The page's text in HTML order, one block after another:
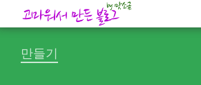
만들기